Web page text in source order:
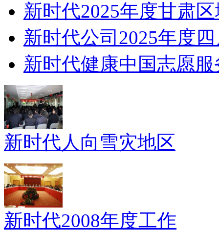
新时代2025年度甘肃
新时代公司2025年度
新时代健康中国志愿
新时代人向雪灾地区
新时代2008年度工作